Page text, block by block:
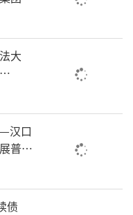
大
汉口
普及
债